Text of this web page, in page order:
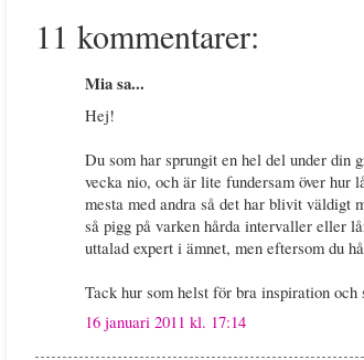
11 kommentarer:
Mia sa...
Hej!
Du som har sprungit en hel del under din
vecka nio, och är lite fundersam över hur
mesta med andra så det har blivit väldigt
så pigg på varken hårda intervaller eller
uttalad expert i ämnet, men eftersom du
Tack hur som helst för bra inspiration
16 januari 2011 kl. 17:14